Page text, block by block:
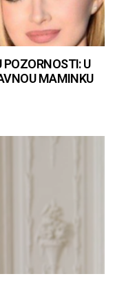
POZORNOSTI: U
MAMINKU